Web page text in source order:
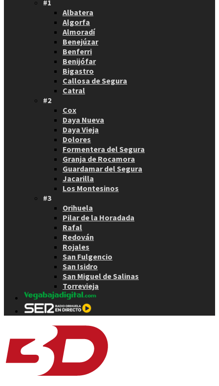
#1
Albatera
Algorfa
Almoradí
Benejúzar
Benferri
Benijófar
Bigastro
Callosa de Segura
Catral
#2
Cox
Daya Nueva
Daya Vieja
Dolores
Formentera del Segura
Granja de Rocamora
Guardamar del Segura
Jacarilla
Los Montesinos
#3
Orihuela
Pilar de la Horadada
Rafal
Redován
Rojales
San Fulgencio
San Isidro
San Miguel de Salinas
Torrevieja